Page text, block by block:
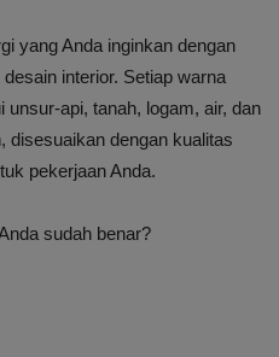
yang Anda inginkan dengan
interior. Setiap warna
api, tanah, logam, air, dan
disesuaikan dengan kualitas
pekerjaan Anda.
sudah benar?